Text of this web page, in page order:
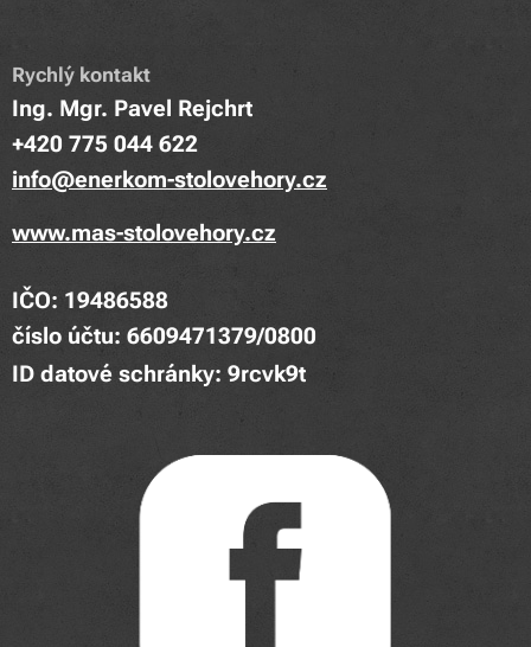
Rychlý kontakt
Ing. Mgr. Pavel Rejchrt
+420 775 044 622
info@enerkom-stolovehory.cz
www.mas-stolovehory.cz
IČO: 19486588
číslo účtu: 6609471379/0800
ID datové schránky: 9rcvk9t